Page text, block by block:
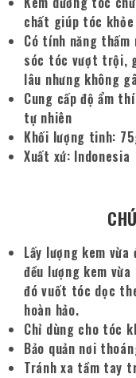
chất giúp tóc khỏe
Có tính năng thấm
sóc tóc vượt trội,
lâu nhưng không
Cung cấp độ ẩm
tự nhiên
Khối lượng tinh:
Xuất xứ: Indonesia
Lấy lượng kem
đều lượng kem
đó vuốt tóc dọc
hoàn hảo.
Chỉ dùng cho tóc
Bảo quản nơi
Tránh xa tầm tay